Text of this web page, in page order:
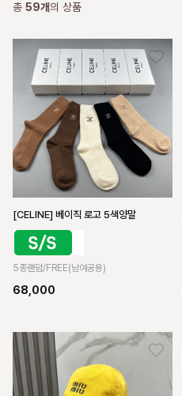
총 59개의 상품
[CELINE] 베이직 로고 5색양말
5종랜덤/FREE(남여공용)
68,000